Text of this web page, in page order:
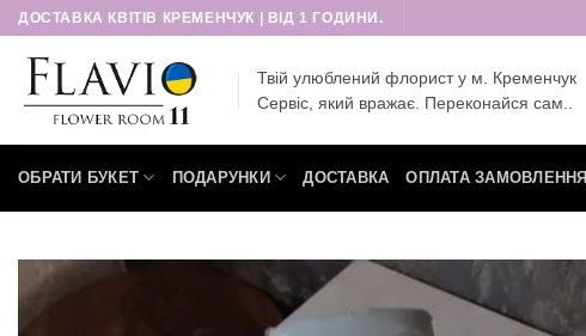
Пропустити
ДОСТАВКА КВІТІВ КРЕМЕНЧУК | ВІД 1 ГОДИНИ.
Твій улюблений флорист у м. Кременчук
Сервіс, який вражає. Переконайся сам..
ОБРАТИ БУКЕТ ПОДАРУНКИ ДОСТАВКА ОПЛАТА ЗАМОВЛЕННЯ